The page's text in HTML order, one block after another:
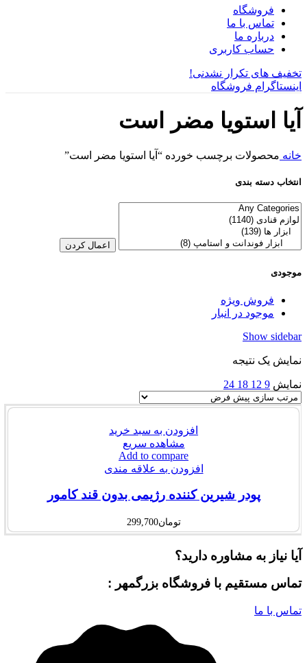
فروشگاه
تماس با ما
درباره ما
حساب کاربری
تخفیف های تکرار نشدنی!
اینستاگرام فروشگاه
آیا استویا مضر است
خانه محصولات برچسب خورده “آیا استویا مضر است”
انتخاب دسته بندی
اعمال کردن
موجودی
فروش ویژه
موجود در انبار
Show sidebar
نمایش یک نتیجه
نمایش 9
12
18
24
افزودن به سبد خرید
مشاهده سریع
Add to compare
افزودن به علاقه مندی
پودر شیرین کننده رژیمی بدون قند کامور
تومان299,700
آیا نیاز به مشاوره دارید؟
تماس مستقیم با فروشگاه بزرگمهر :
تماس با ما